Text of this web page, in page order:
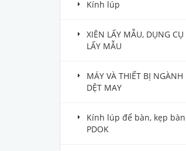
Kính lúp
XIÊN LẤY MẪU, DỤNG CỤ
LẤY MẪU
MÁY VÀ THIẾT BỊ NGÀNH
DỆT MAY
Kính lúp để bàn, kẹp bàn
PDOK